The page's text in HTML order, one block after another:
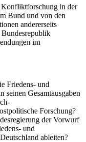
in der
Bund und von den
andererseits
im
Friedens- und
seinen Gesamtausgaben
Forschung?
der Vorwurf
und
ableiten?